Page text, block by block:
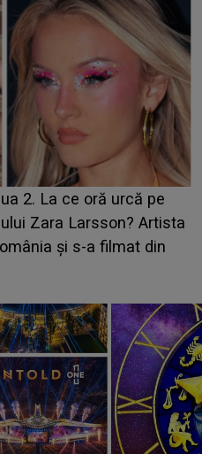
concurentă din "Casa
pe Emanuel. CINE ESTE
Alexandra?! Aflându-se
IMEDIAT: